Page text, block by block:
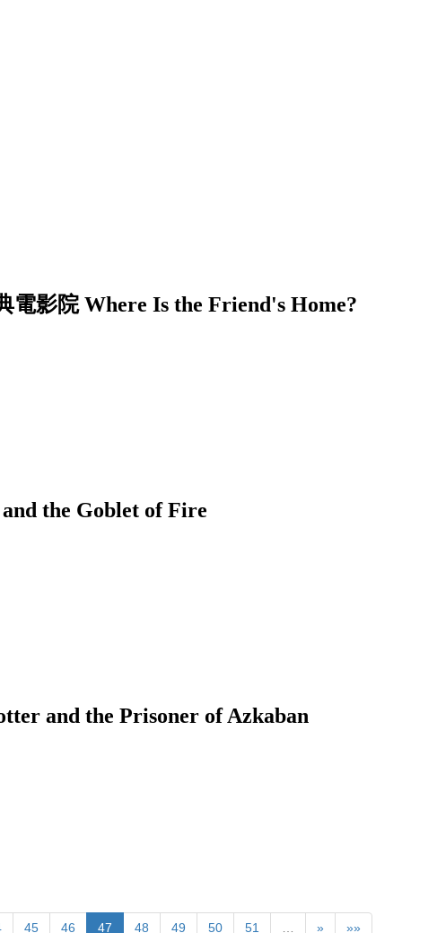
影院 Where Is the Friend's Home?
the Goblet of Fire
and the Prisoner of Azkaban
45 46 47 48 49 50 51 » »»